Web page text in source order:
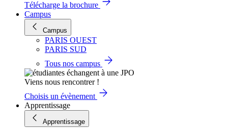
Télécharge la brochure
Campus
Campus
PARIS OUEST
PARIS SUD
Tous nos campus
Viens nous rencontrer !
Choisis un évènement
Apprentissage
Apprentissage